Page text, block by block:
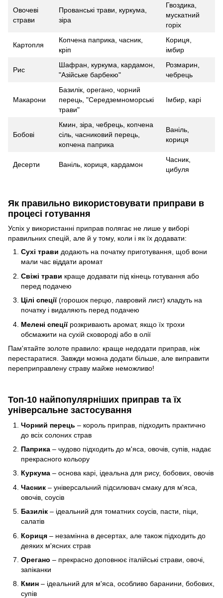
Овочеві
страви
Прованські трави, куркума,
зіра
Гвоздика,
мускатний
горіх
Картопля
Копчена паприка, часник,
кріп
Кориця,
імбир
Рис
Шафран, куркума, кардамон,
"Азійське барбекю"
Розмарин,
чебрець
Макарони
Базилік, орегано, чорний
перець, "Середземноморські
трави"
Імбир, карі
Бобові
Кмин, зіра, чебрець, копчена
сіль, часниковий перець,
копчена паприка
Ваніль,
кориця
Десерти Ваніль, кориця, кардамон
Часник,
цибуля
Як правильно використовувати приправи в
процесі готування
Успіх у використанні приправ полягає не лише у виборі
правильних спецій, але й у тому, коли і як їх додавати:
Сухі трави додають на початку приготування, щоб вони
мали час віддати аромат
Свіжі трави краще додавати під кінець готування або
перед подачею
Цілі спеції(горошок перцю, лавровий лист) кладуть на
початку і видаляють перед подачею
Мелені спеціїрозкривають аромат, якщо їх трохи
обсмажити на сухій сковороді або в олії
Пам'ятайте золоте правило: краще недодати приправ, ніж
перестаратися. Завжди можна додати більше, але виправити
переприправлену страву майже неможливо!
Топ-10 найпопулярніших приправ та їх
універсальне застосування
Чорний перець – король приправ, підходить практично
до всіх солоних страв
Паприка – чудово підходить до м'яса, овочів, супів, надає
прекрасного кольору
Куркума – основа карі, ідеальна для рису, бобових, овочів
Часник – універсальний підсилювач смаку для м'яса,
овочів, соусів
Базилік – ідеальний для томатних соусів, пасти, піци,
салатів
Кориця – незамінна в десертах, але також підходить до
деяких м'ясних страв
Орегано – прекрасно доповнює італійські страви, овочі,
запіканки
Кмин – ідеальний для м'яса, особливо баранини, бобових,
супів